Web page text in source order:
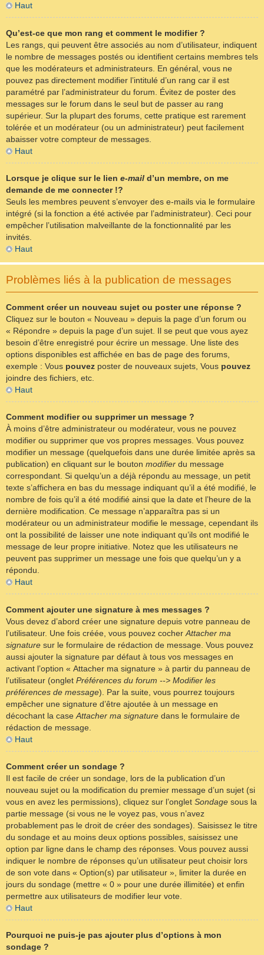
Haut
Qu’est-ce que mon rang et comment le modifier ?
Les rangs, qui peuvent être associés au nom d’utilisateur, indiquent
le nombre de messages postés ou identifient certains membres tels
que les modérateurs et administrateurs. En général, vous ne
pouvez pas directement modifier l’intitulé d’un rang car il est
paramétré par l’administrateur du forum. Évitez de poster des
messages sur le forum dans le seul but de passer au rang
supérieur. Sur la plupart des forums, cette pratique est rarement
tolérée et un modérateur (ou un administrateur) peut facilement
abaisser votre compteur de messages.
Haut
Lorsque je clique sur le lien e-mail d’un membre, on me
demande de me connecter !?
Seuls les membres peuvent s’envoyer des e-mails via le formulaire
intégré (si la fonction a été activée par l’administrateur). Ceci pour
empêcher l’utilisation malveillante de la fonctionnalité par les
invités.
Haut
Problèmes liés à la publication de messages
Comment créer un nouveau sujet ou poster une réponse ?
Cliquez sur le bouton « Nouveau » depuis la page d’un forum ou
« Répondre » depuis la page d’un sujet. Il se peut que vous ayez
besoin d’être enregistré pour écrire un message. Une liste des
options disponibles est affichée en bas de page des forums,
exemple : Vous pouvez poster de nouveaux sujets, Vous pouvez
joindre des fichiers, etc.
Haut
Comment modifier ou supprimer un message ?
À moins d’être administrateur ou modérateur, vous ne pouvez
modifier ou supprimer que vos propres messages. Vous pouvez
modifier un message (quelquefois dans une durée limitée après sa
publication) en cliquant sur le bouton modifier du message
correspondant. Si quelqu’un a déjà répondu au message, un petit
texte s’affichera en bas du message indiquant qu’il a été modifié, le
nombre de fois qu’il a été modifié ainsi que la date et l’heure de la
dernière modification. Ce message n’apparaîtra pas si un
modérateur ou un administrateur modifie le message, cependant ils
ont la possibilité de laisser une note indiquant qu’ils ont modifié le
message de leur propre initiative. Notez que les utilisateurs ne
peuvent pas supprimer un message une fois que quelqu’un y a
répondu.
Haut
Comment ajouter une signature à mes messages ?
Vous devez d’abord créer une signature depuis votre panneau de
l’utilisateur. Une fois créée, vous pouvez cocher Attacher ma
signature sur le formulaire de rédaction de message. Vous pouvez
aussi ajouter la signature par défaut à tous vos messages en
activant l’option « Attacher ma signature » à partir du panneau de
l’utilisateur (onglet Préférences du forum --> Modifier les
préférences de message). Par la suite, vous pourrez toujours
empêcher une signature d’être ajoutée à un message en
décochant la case Attacher ma signature dans le formulaire de
rédaction de message.
Haut
Comment créer un sondage ?
Il est facile de créer un sondage, lors de la publication d’un
nouveau sujet ou la modification du premier message d’un sujet (si
vous en avez les permissions), cliquez sur l’onglet Sondage sous la
partie message (si vous ne le voyez pas, vous n’avez
probablement pas le droit de créer des sondages). Saisissez le titre
du sondage et au moins deux options possibles, saisissez une
option par ligne dans le champ des réponses. Vous pouvez aussi
indiquer le nombre de réponses qu’un utilisateur peut choisir lors
de son vote dans « Option(s) par utilisateur », limiter la durée en
jours du sondage (mettre « 0 » pour une durée illimitée) et enfin
permettre aux utilisateurs de modifier leur vote.
Haut
Pourquoi ne puis-je pas ajouter plus d’options à mon
sondage ?